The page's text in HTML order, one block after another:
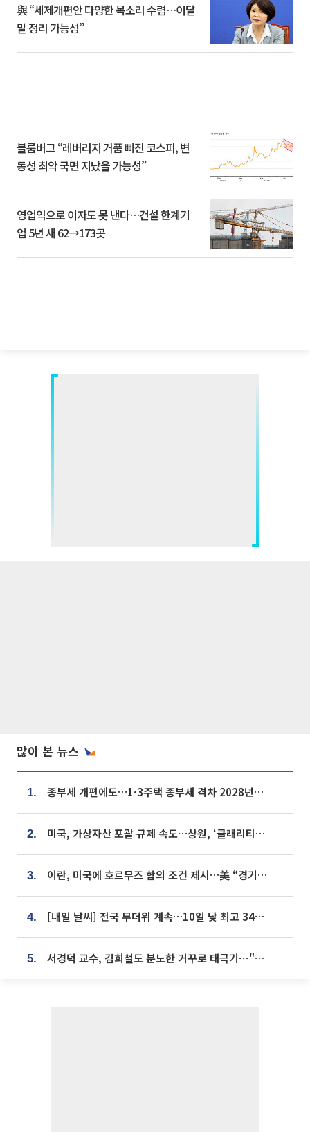
與 “세제개편안 다양한 목소리 수렴…이달
말 정리 가능성”
블룸버그 “레버리지 거품 빠진 코스피, 변
동성 최악 국면 지났을 가능성”
영업익으로 이자도 못 낸다…건설 한계기
업 5년 새 62→173곳
많이 본 뉴스
1. 종부세 개편에도…1·3주택 종부세 격차 2028년부터 확대
2. 미국, 가상자산 포괄 규제 속도…상원, ‘클래리티법’ 9월 절차투표 추진
3. 이란, 미국에 호르무즈 합의 조건 제시…美 “경기 아직 안 끝나” [종합]
4. [내일 날씨] 전국 무더위 계속…10일 낮 최고 34도 육박
5. 서경덕 교수, 김희철도 분노한 거꾸로 태극기⋯"엉터리는 아냐, 아쉬울 뿐"